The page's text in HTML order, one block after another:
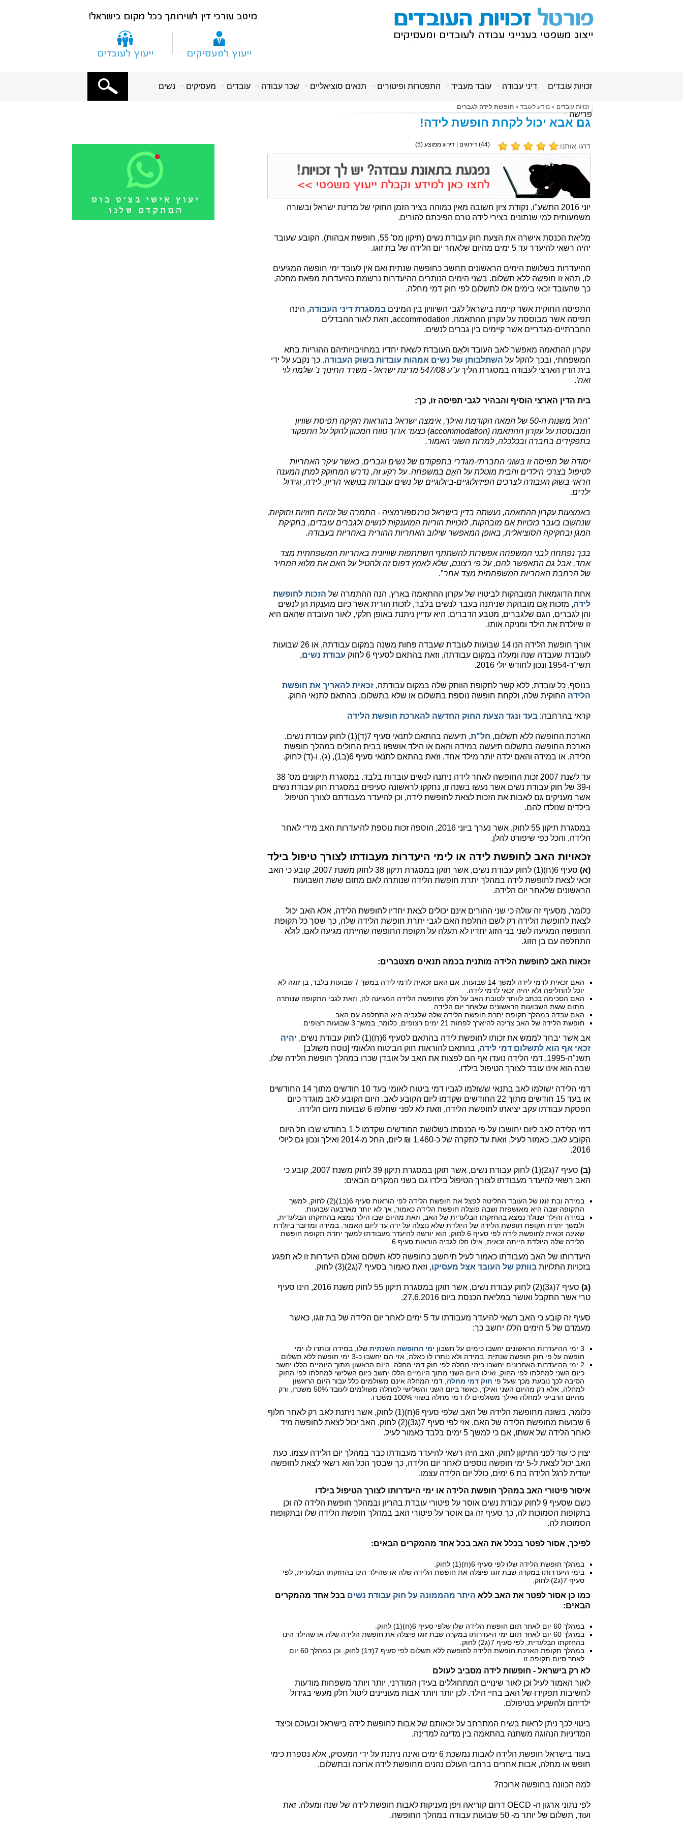
זכויות עובדים דיני עבודה עובד מעביד התפטרות ופיטורים תנאים סוציאליים שכר עבודה עובדים מעסיקים נשים
פרישה
X
זכויות עובדים » מידע לעובד » חופשת לידה לגברים
גם אבא יכול לקחת חופשת לידה!
דרגו אותנו: (
44) דירוגים | דירוג ממוצע (5
)
יוני 2016 התשע"ו, נקודת ציון חשובה מאין כמוהה בציר הזמן החוקי של מדינת ישראל ובשורה
משמעותית למי שנתונים בצירי לידה טרם הפיכתם להורים.
מליאת הכנסת אישרה את הצעת חוק עבודת נשים (תיקון מס' 55, חופשת אבהות), הקובע שעובד
יהיה רשאי להיעדר עד 5 ימים מהיום שלאחר יום הלידה של בת זוגו.
ההיעדרות בשלושת הימים הראשונים תחשב כחופשה שנתית ואם אין לעובד ימי חופשה המגיעים
לו, תהא זו חופשה ללא תשלום. בשני הימים הנותרים ההיעדרות נרשמת כהיעדרות מפאת מחלה,
כך שהעובד זכאי בימים אלו לתשלום לפי חוק דמי מחלה.
התפיסה החוקית אשר קיימת בישראל לגבי השיוויון בין המינים במסגרת דיני העבודה, הינה
תפיסה אשר מבוססת על עקרון ההתאמה, accommodation, וזאת לאור ההבדלים
החברתיים-מגדריים אשר קיימים בין גברים לנשים.
עקרון ההתאמה מאפשר לאב העובד ולאֵם העובדת לשאת יחדיו במחויבויותיהם ההוריות בתא
המשפחתי, ובכך להקל על השתלבותן של נשים אמהות עובדות בשוק העבודה. כך נקבע על ידי
בית הדין הארצי לעבודה במסגרת הליך
ע"ע 547/08 מדינת ישראל - משרד החינוך נ' שלמה לוי
ואח'.
בית הדין הארצי הוסיף והבהיר לגבי תפיסה זו, כך:
"
החל משנות ה-50 של המאה הקודמת ואילך, אימצה ישראל בהוראות חקיקה תפיסת שוויון
המבוססת על עקרון ההתאמה (accommodation) כצעד ארוך טווח המכוון להקל על התפקוד
בתפקידים בחברה ובכלכלה, למרות השוני האמור.
יסודה של תפיסה זו בשוני החברתי-מגדרי בתפקודם של נשים וגברים, כאשר עיקר האחריות
לטיפול בצרכי הילדים והבית מוטלת על האֵם במשפחה. על רקע זה, נדרש המחוקק למתן המענה
הראוי בשוק העבודה לצרכים הפיזיולוגיים-ביולוגיים של נשים עובדות בנושאי הריון, לידה, וגידול
ילדים.
באמצעות עקרון ההתאמה, נעשתה בדין בישראל טרנספורמציה - התמרה של זכויות חוזיות וחוקיות,
שנחשבו בעבר כזכויות אֵם מובהקות, לזכויות הוריות המוענקות לנשים ולגברים עובדים, בחקיקת
המגן ובחקיקה הסוציאלית, באופן המאפשר שילוב האחריות ההורית באחריות בעבודה.
בכך נפתחה לבני המשפחה אפשרות להשתתף השתתפות שוויונית באחריות המשפחתית מצד
אחד, אבל גם התאפשר להם, על פי רצונם, שלא לאמץ דפוס זה ולהטיל על האֵם את מלוא המחיר
של הרחבת האחריות המשפחתית מצד אחר".
אחת הדוגמאות המובהקות לביטויו של עקרון ההתאמה בארץ, הנה ההתמרה של הזכות לחופשת
לידה, מזכות אֵם מובהקת שניתנה בעבר לנשים בלבד, לזכות הורית אשר כיום מוענקת הן לנשים
והן לגברים, הגם שלגברים, מטבע הדברים, היא עדיין ניתנת באופן חלקי, לאור העובדה שהאם היא
זו שיולדת את הילד ומניקה אותו.
אורך חופשת הלידה הנו 14 שבועות לעובדת שעבדה פחות משנה במקום עבודתה, או 26 שבועות
לעובדת שעבדה שנה ומעלה במקום עבודתה, וזאת בהתאם לסעיף 6 לחוק
עבודת נשים,
תשי"ד-1954 ונכון לחודש יולי 2016.
בנוסף, כל עובדת, ללא קשר לתקופת הוותק שלה במקום עבודתה, זכאית להאריך את חופשת
הלידה החוקית שלה, ולקחת חופשה נוספת בתשלום או שלא בתשלום, בהתאם לתנאי החוק.
קראי בהרחבה: בעד ונגד הצעת החוק החדשה להארכת חופשת הלידה
הארכת החופשה ללא תשלום, חל"ת
, תיעשה בהתאם לתנאי סעיף 7(ד)(1) לחוק עבודת נשים.
הארכת החופשה בתשלום תיעשה במידה והאם או הילד אושפזו בבית החולים במהלך חופשת
הלידה, או במידה והאם ילדה יותר מילד אחד, וזאת בהתאם לתנאי סעיף 6(ב1), (ג), ו-(ד) לחוק.
עד לשנת 2007 זכות החופשה לאחר לידה ניתנה לנשים עובדות בלבד. במסגרת תיקונים מס' 38
ו-39 של חוק עבודת נשים אשר נעשו בשנה זו, נחקקו לראשונה סעיפים במסגרת חוק עבודת נשים
אשר מעניקים גם לאבות את הזכות לצאת לחופשת לידה, וכן להיעדר מעבודתם לצורך הטיפול
בילדים שנולדו להם.
במסגרת תיקון 55 לחוק, אשר נערך ביוני 2016, הוספה זכות נוספת להיעדרות האב מידי לאחר
הלידה, והכל כפי שיפורט להלן.
זכאויות האב לחופשת לידה או לימי היעדרות מעבודתו לצורך טיפול בילד
(א)
סעיף 6(ח)(1) לחוק עבודת נשים, אשר תוקן במסגרת תיקון 38 לחוק משנת 2007, קובע כי האב
זכאי לצאת לחופשת לידה במהלך יתרת חופשת הלידה שנותרה לאם מתום ששת השבועות
הראשונים שלאחר יום הלידה.
כלומר, מסעיף זה עולה כי שני ההורים אינם יכולים לצאת יחדיו לחופשת הלידה, אלא האב יכול
לצאת לחופשת הלידה רק לשם החלפת האם לגבי יתרת חופשת הלידה שלה, כך שסך כל תקופת
החופשה המגיעה לשני בני הזוג יחדיו לא תעלה על תקופת החופשה שהייתה מגיעה לאם, לולא
התחלפה עם בן הזוג.
זכאות האב לחופשת הלידה מותנית בכמה תנאים מצטברים:
האם זכאית לדמי לידה למשך 14 שבועות. אם האם זכאית לדמי לידה במשך 7 שבועות בלבד, בן זוגה לא
יוכל להחליפה ולא יהיה זכאי לדמי לידה.
האם הסכימה בכתב לוותר לטובת האב על חלק מחופשת הלידה המגיעה לה, וזאת לגבי התקופה שנותרה
מתום ששת השבועות הראשונים שלאחר יום הלידה.
האם עבדה במהלך תקופת יתרת חופשת הלידה שלה שלגביה היא התחלפה עם האב.
חופשת הלידה של האב צריכה להיארך לפחות 21 ימים רצופים, כלומר, במשך 3 שבועות רצופים.
אב אשר יבחר לממש את זכותו לחופשת לידה בהתאם לסעיף 6(ח)(1) לחוק עבודת נשים,
יהיה
זכאי אף הוא לתשלום דמי לידה, בהתאם להוראות חוק הביטוח הלאומי [נוסח משולב]
תשנ"ה-1995. דמי הלידה נועדו אף הם לפצות את האב על אובדן שכרו במהלך חופשת הלידה שלו,
שבה הוא אינו עובד לצורך הטיפול בילדו.
דמי הלידה ישולמו לאב בתנאי ששולמו לגביו דמי ביטוח לאומי בעד 10 חודשים מתוך 14 החודשים
או בעד 15 חודשים מתוך 22 החודשים שקדמו ליום הקובע לאב. היום הקובע לאב מוגדר כיום
הפסקת עבודתו עקב יציאתו לחופשת הלידה, וזאת לא לפני שחלפו 6 שבועות מיום הלידה.
דמי הלידה לאב ליום יחושבו על-פי הכנסתו בשלושת החודשים שקדמו ל-1 בחודש שבו חל היום
הקובע לאב, כאמור לעיל, וזאת עד לתקרה של כ-1,460 ₪ ליום, החל מ-2014 ואילך ונכון גם ליולי
2016.
(ב)
סעיף 7(ג2)(1) לחוק עבודת נשים, אשר תוקן במסגרת תיקון 39 לחוק משנת 2007, קובע כי
האב רשאי להיעדר מעבודתו לצורך הטיפול בילדו גם בשני המקרים הבאים:
במידה ובת זוגו של העובד החליטה לפצל את חופשת הלידה לפי הוראות סעיף 6(ב1)(2) לחוק, למשך
התקופה שבה היא מאושפזת ושבה פוצלה חופשת הלידה כאמור, אך לא יותר מארבעה שבועות.
במידה והילד שנולד נמצא בהחזקתו הבלעדית של האב, וזאת מהיום שבו הילד נמצא בהחזקתו הבלעדית,
ולמשך יתרת תקופת חופשת הלידה של היולדת שלא נוצלה על ידה עד ליום האמור. במידה ומדובר ביולדת
שאינה זכאית לחופשת לידה לפי סעיף 6 לחוק, הוא יורשה להיעדר מעבודתו למשך יתרת תקופת חופשת
הלידה שלה היולדת הייתה זכאית, אילו חלו לגביה הוראות סעיף 6.
היעדרותו של האב מעבודתו כאמור לעיל תיחשב כחופשה ללא תשלום ואולם היעדרות זו לא תפגע
בזכויות התלויות בוותק של העובד אצל מעסיקו, וזאת כאמור בסעיף 7(ג2)(3) לחוק.
(ג)
סעיף 7(ג3)(2) לחוק עבודת נשים, אשר תוקן במסגרת תיקון 55 לחוק משנת 2016, הינו סעיף
טרי אשר התקבל ואושר במליאת הכנסת ביום 27.6.2016.
סעיף זה קובע כי האב רשאי להיעדר מעבודתו עד 5 ימים לאחר יום הלידה של בת זוגו, כאשר
מעמדם של 5 הימים הללו יחשב כך:
3 ימי ההיעדרות הראשונים יחשבו כימים על חשבון ימי החופשה השנתית שלו, במידה ונותרו לו ימי
חופשה על פי חוק חופשה שנתית. במידה ולא נותרו לו כאלה, אזי הם יחשבו כ-3 ימי חופשה ללא תשלום.
2 ימי ההיעדרות האחרונים יחשבו כימי מחלה לפי חוק דמי מחלה. היום הראשון מתוך היומיים הללו יחשב
כיום השני למחלתו לפי החוק, ואילו היום השני מתוך היומיים הללו יחשב כיום השלישי למחלתו לפי החוק.
הסיבה לכך נובעת מכך שעל פי חוק דמי מחלה, דמי המחלה אינם משולמים כלל עבור היום הראשון
למחלה, אלא רק מהיום השני ואילך, כאשר ביום השני והשלישי למחלה משולמים לעובד 50% משכרו, ורק
מהיום הרביעי למחלה ואילך משולמים לו דמי מחלה בשווי 100% משכרו.
כלומר, בשונה מחופשת הלידה של האב שלפי סעיף 6(ח)(1) לחוק, אשר ניתנת לאב רק לאחר חלוף
6 שבועות מחופשת הלידה של האם, אזי לפי סעיף 7(ג3)(2) לחוק, האב יכול לצאת לחופשה מיד
לאחר הלידה של אשתו, אם כי למשך 5 ימים בלבד כאמור לעיל.
יצוין כי עוד לפני התיקון לחוק, האב היה רשאי להיעדר מעבודתו כבר במהלך יום הלידה עצמו. כעת
האב יכול לצאת ל-5 ימי חופשה נוספים לאחר יום הלידה, כך שבסך הכל הוא רשאי לצאת לחופשה
יעודית לרגל הלידה בת 6 ימים, כולל יום הלידה עצמו.
איסור פיטורי האב במהלך חופשת הלידה או ימי היעדרותו לצורך הטיפול בילדו
כשם שסעיף 9 לחוק עבודת נשים אוסר על פיטורי עובדת בהריון ובמהלך חופשת הלידה לה וכן
בתקופות הסמוכות לה, כך סעיף זה גם אוסר על פיטורי האב במהלך חופשת הלידה שלו ובתקופות
הסמוכות לה.
לפיכך, אסור לפטר בכלל את האב בכל אחד מהמקרים הבאים:
במהלך חופשת הלידה שלו לפי סעיף 6(ח)(1) לחוק.
בימי היעדרותו במקרה שבת זוגו פיצלה את חופשת הלידה שלה או שהילד הינו בהחזקתו הבלעדית, לפי
סעיף 7(ג2) לחוק.
כמו כן אסור לפטר את האב ללא היתר מהממונה על חוק עבודת נשים בכל אחד מהמקרים
הבאים:
במהלך 60 יום לאחר תום חופשת הלידה שלו שלפי סעיף 6(ח)(1) לחוק.
במהלך 60 יום לאחר תום ימי היעדרותו במקרה שבת זוגו פיצלה את חופשת הלידה שלה או שהילד הינו
בהחזקתו הבלעדית, לפי סעיף 7(ג2) לחוק.
במהלך תקופת הארכת חופשת הלידה לחופשה ללא תשלום לפי סעיף 7(ד1) לחוק, וכן במהלך 60 יום
לאחר סיום תקופה זו.
לא רק בישראל - חופשות לידה מסביב לעולם
לאור האמור לעיל וכן לאור שינויים המתחוללים בעידן המודרני, יותר ויותר משפחות מודעות
לחשיבות תפקידו של האב בחיי הילד. לכן יותר ויותר אבות מעוניינים ליטול חלק מעשי בגידול
ילדיהם ולהשקיע בטיפולם.
ביטוי לכך ניתן לראות בשיח המתרחב על זכאותם של אבות לחופשת לידה בישראל ובעולם וכיצד
המדיניות הנהוגה משתנה בהתאמה בין מדינה למדינה.
בעוד בישראל חופשת הלידה לאבות נמשכת 6 ימים ואינה ניתנת על ידי המעסיק, אלא נספרת כימי
חופש או מחלה, אבות אחרים ברחבי העולם נהנים מחופשת לידה ארוכה ובתשלום.
למה הכוונה בחופשה ארוכה?
לפי נתוני ארגון ה- OECD דרום קוריאה ויפן מעניקות לאבות חופשת לידה של שנה ומעלה. זאת
ועוד, תשלום של יותר מ- 50 שבועות עבודה במהלך החופשה.